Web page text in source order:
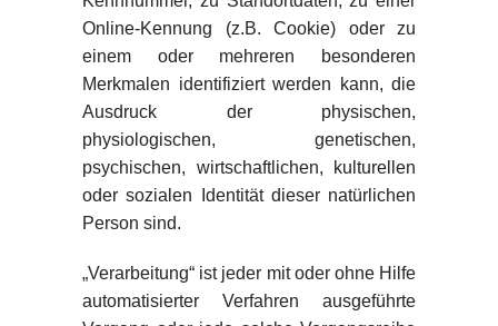
Online-Kennung (z.B. Cookie) oder zu
einem oder mehreren besonderen
Merkmalen identifiziert werden kann, die
Ausdruck der physischen,
physiologischen, genetischen,
psychischen, wirtschaftlichen, kulturellen
oder sozialen Identität dieser natürlichen
Person sind.
„Verarbeitung“ ist jeder mit oder ohne Hilfe
automatisierter Verfahren ausgeführte